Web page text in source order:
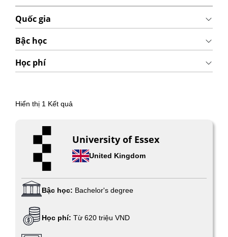
Quốc gia
Bậc học
Học phí
Hiển thị 1 Kết quả
University of Essex
United Kingdom
Bậc học: Bachelor's degree
Học phí: Từ 620 triệu VND